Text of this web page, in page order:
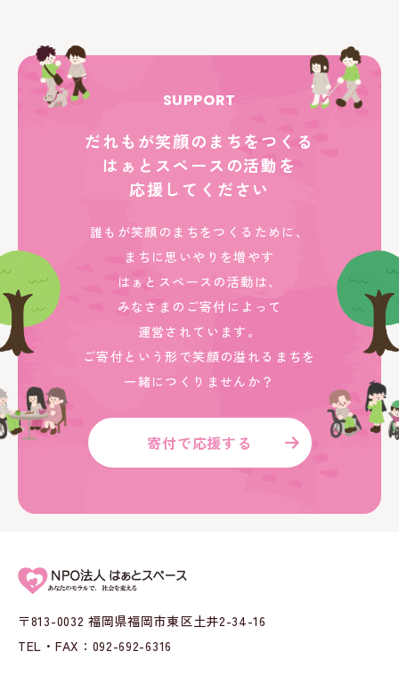
SUPPORT
だれもが笑顔のまちをつくる
はぁとスペースの活動を
応援してください
誰もが笑顔のまちをつくるために、
まちに思いやりを増やす
はぁとスペースの活動は、
みなさまのご寄付によって
運営されています。
ご寄付という形で笑顔の溢れるまちを
一緒につくりませんか？
寄付で応援する
〒813-0032 福岡県福岡市東区土井2-34-16
TEL・FAX：092-692-6316